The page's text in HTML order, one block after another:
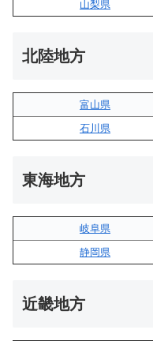
山梨県
北陸地方
富山県
石川県
東海地方
岐阜県
静岡県
近畿地方